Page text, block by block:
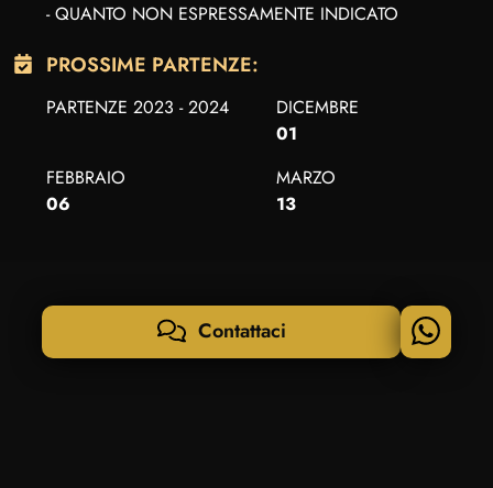
- QUANTO NON ESPRESSAMENTE INDICATO
PROSSIME PARTENZE:
PARTENZE 2023 - 2024
DICEMBRE
01
FEBBRAIO
06
MARZO
13
Contattaci